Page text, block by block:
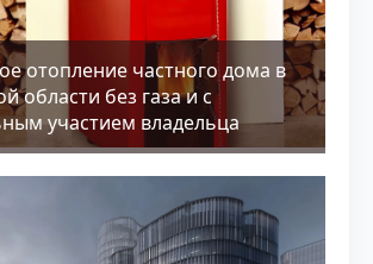
отопление частного дома в
области без газа и с
участием владельца